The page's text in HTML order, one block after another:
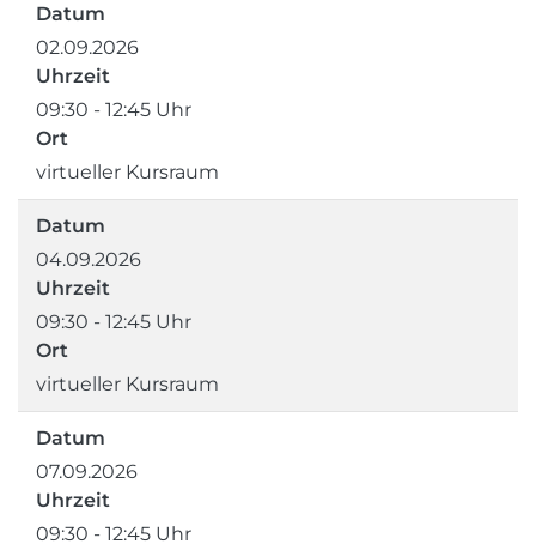
Datum
02.09.2026
Uhrzeit
09:30 - 12:45 Uhr
Ort
virtueller Kursraum
Datum
04.09.2026
Uhrzeit
09:30 - 12:45 Uhr
Ort
virtueller Kursraum
Datum
07.09.2026
Uhrzeit
09:30 - 12:45 Uhr